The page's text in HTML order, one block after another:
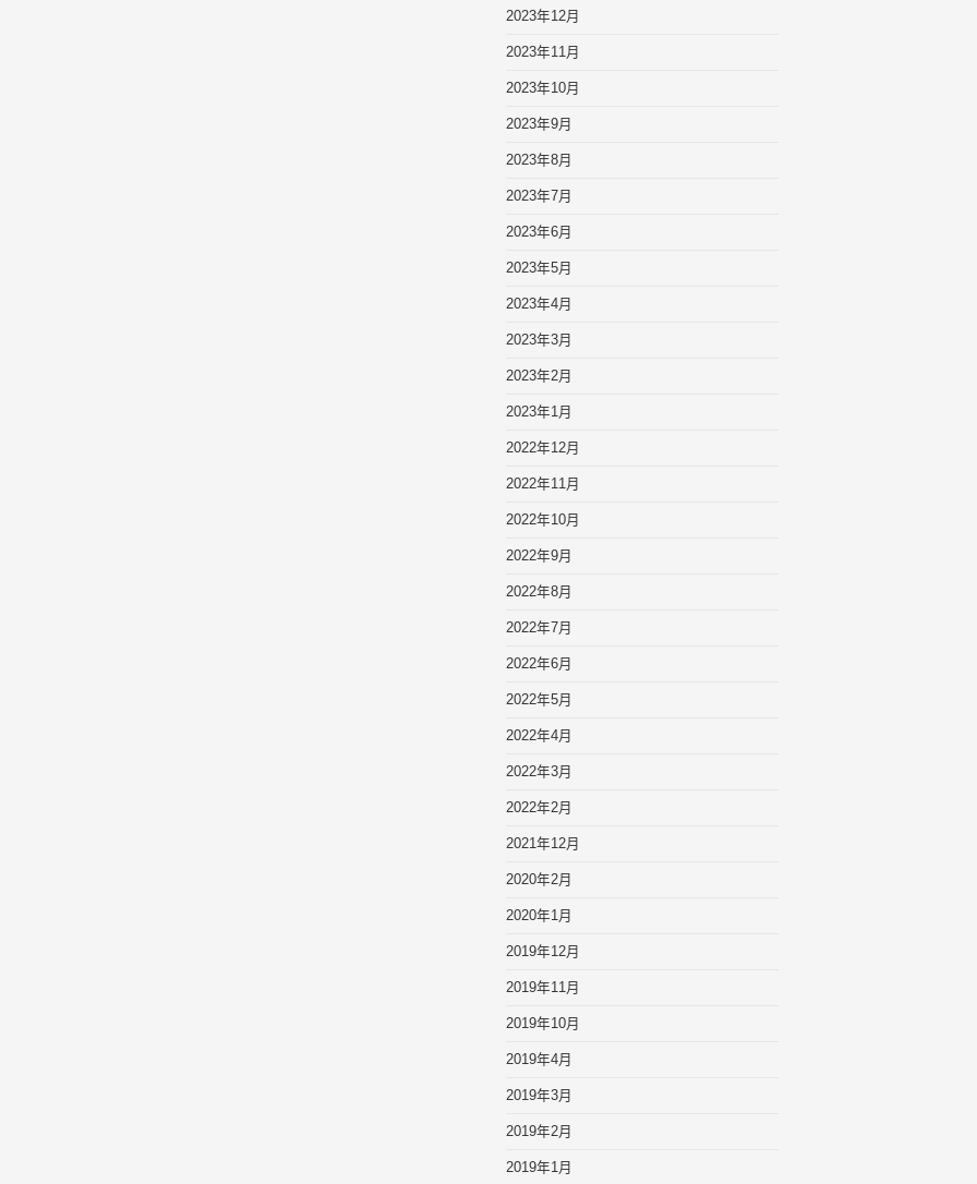
2023年12月
2023年11月
2023年10月
2023年9月
2023年8月
2023年7月
2023年6月
2023年5月
2023年4月
2023年3月
2023年2月
2023年1月
2022年12月
2022年11月
2022年10月
2022年9月
2022年8月
2022年7月
2022年6月
2022年5月
2022年4月
2022年3月
2022年2月
2021年12月
2020年2月
2020年1月
2019年12月
2019年11月
2019年10月
2019年4月
2019年3月
2019年2月
2019年1月